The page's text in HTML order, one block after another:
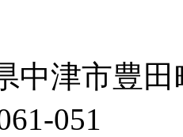
中津市豊
051